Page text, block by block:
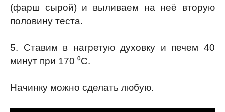
(фарш сырой) и выливаем на неё вторую
половину теста.
5. Ставим в нагретую духовку и печем 40
минут при 170 ⁰C.
Начинку можно сделать любую.